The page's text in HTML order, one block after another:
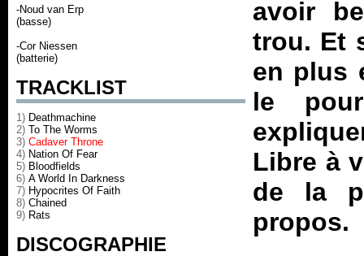
-Noud van Erp
(basse)
-Cor Niessen
(batterie)
TRACKLIST
1) Deathmachine
2) To The Worms
3) Cadaver Throne
4) Nation Of Fear
5) Bloodfields
6) A World In Darkness
7) Hypocrites Of Faith
8) Chained
9) Rats
DISCOGRAPHIE
avoir
trou. Et
en plus
le
Libre à
de la
propos.